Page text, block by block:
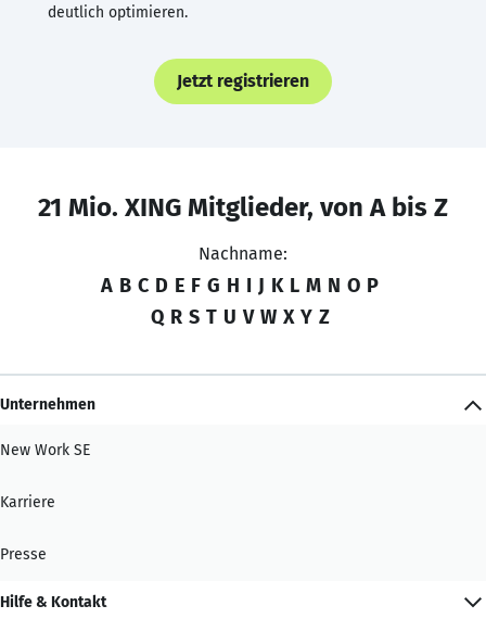
deutlich optimieren.
Jetzt registrieren
21 Mio. XING Mitglieder, von A bis Z
Nachname:
A B C D E F G H I J K L M N O P
Q R S T U V W X Y Z
Unternehmen
New Work SE
Karriere
Presse
Hilfe & Kontakt